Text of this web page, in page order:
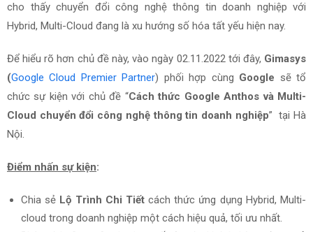
cho thấy chuyển đổi công nghệ thông tin doanh nghiệp với
Hybrid, Multi-Cloud đang là xu hướng số hóa tất yếu hiện nay.
Để hiểu rõ hơn chủ đề này, vào ngày 02.11.2022 tới đây, Gimasys
(Google Cloud Premier Partner) phối hợp cùng Google sẽ tổ
chức sự kiện với chủ đề “Cách thức Google Anthos và Multi-
Cloud chuyển đổi công nghệ thông tin doanh nghiệp” tại Hà
Nội.
Điểm nhấn sự kiện:
Chia sẻ Lộ Trình Chi Tiếtcách thức ứng dụng Hybrid, Multi-
cloud trong doanh nghiệp một cách hiệu quả, tối ưu nhất.